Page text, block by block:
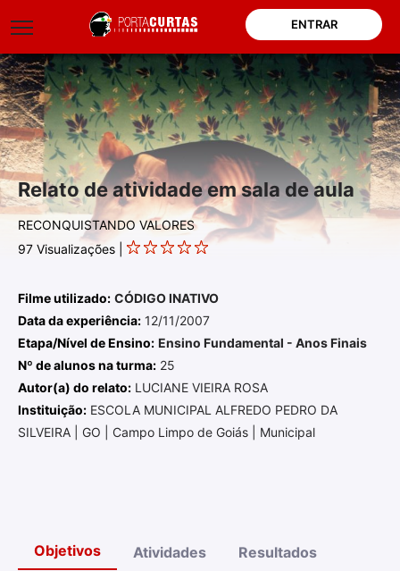
ENTRAR
Relato de atividade em sala de aula
RECONQUISTANDO VALORES
97 Visualizações |
Filme utilizado: CÓDIGO INATIVO
Data da experiência: 12/11/2007
Etapa/Nível de Ensino: Ensino Fundamental - Anos Finais
Nº de alunos na turma: 25
Autor(a) do relato: LUCIANE VIEIRA ROSA
Instituição: ESCOLA MUNICIPAL ALFREDO PEDRO DA
SILVEIRA | GO | Campo Limpo de Goiás | Municipal
Objetivos Atividades Resultados